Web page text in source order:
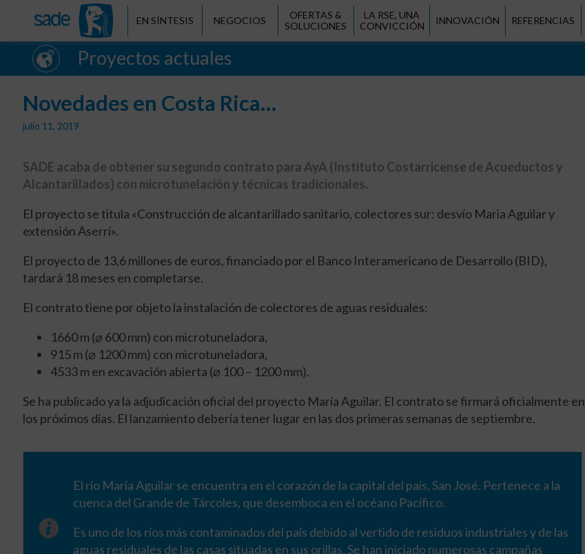
EN SÍNTESIS NEGOCIOS
OFERTAS &
SOLUCIONES
LA RSE, UNA
CONVICCIÓN
INNOVACIÓN REFERENCIAS
Proyectos actuales
Novedades en Costa Rica…
julio 11, 2019
SADE acaba de obtener su segundo contrato para AyA (Instituto Costarricense de Acueductos y
Alcantarillados) con microtunelación y técnicas tradicionales.
El proyecto se titula «Construcción de alcantarillado sanitario, colectores sur: desvío Maria Aguilar y
extensión Aserrí».
El proyecto de 13,6 millones de euros, financiado por el Banco Interamericano de Desarrollo (BID),
tardará 18 meses en completarse.
El contrato tiene por objeto la instalación de colectores de aguas residuales:
1660 m (⌀ 600 mm) con microtuneladora,
915 m (⌀ 1200 mm) con microtuneladora,
4533 m en excavación abierta (⌀ 100 – 1200 mm).
Se ha publicado ya la adjudicación oficial del proyecto María Aguilar. El contrato se firmará oficialmente en
los próximos días. El lanzamiento debería tener lugar en las dos primeras semanas de septiembre.
El río María Aguilar se encuentra en el corazón de la capital del país, San José. Pertenece a la
cuenca del Grande de Tárcoles, que desemboca en el océano Pacífico.
Es uno de los ríos más contaminados del país debido al vertido de residuos industriales y de las
aguas residuales de las casas situadas en sus orillas. Se han iniciado numerosas campañas